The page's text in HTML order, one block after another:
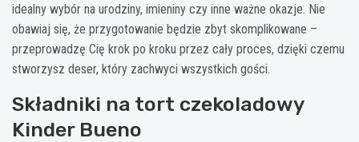
idealny wybór na urodziny, imieniny czy inne ważne okazje. Nie
obawiaj się, że przygotowanie będzie zbyt skomplikowane –
przeprowadzę Cię krok po kroku przez cały proces, dzięki czemu
stworzysz deser, który zachwyci wszystkich gości.
Składniki na tort czekoladowy
Kinder Bueno